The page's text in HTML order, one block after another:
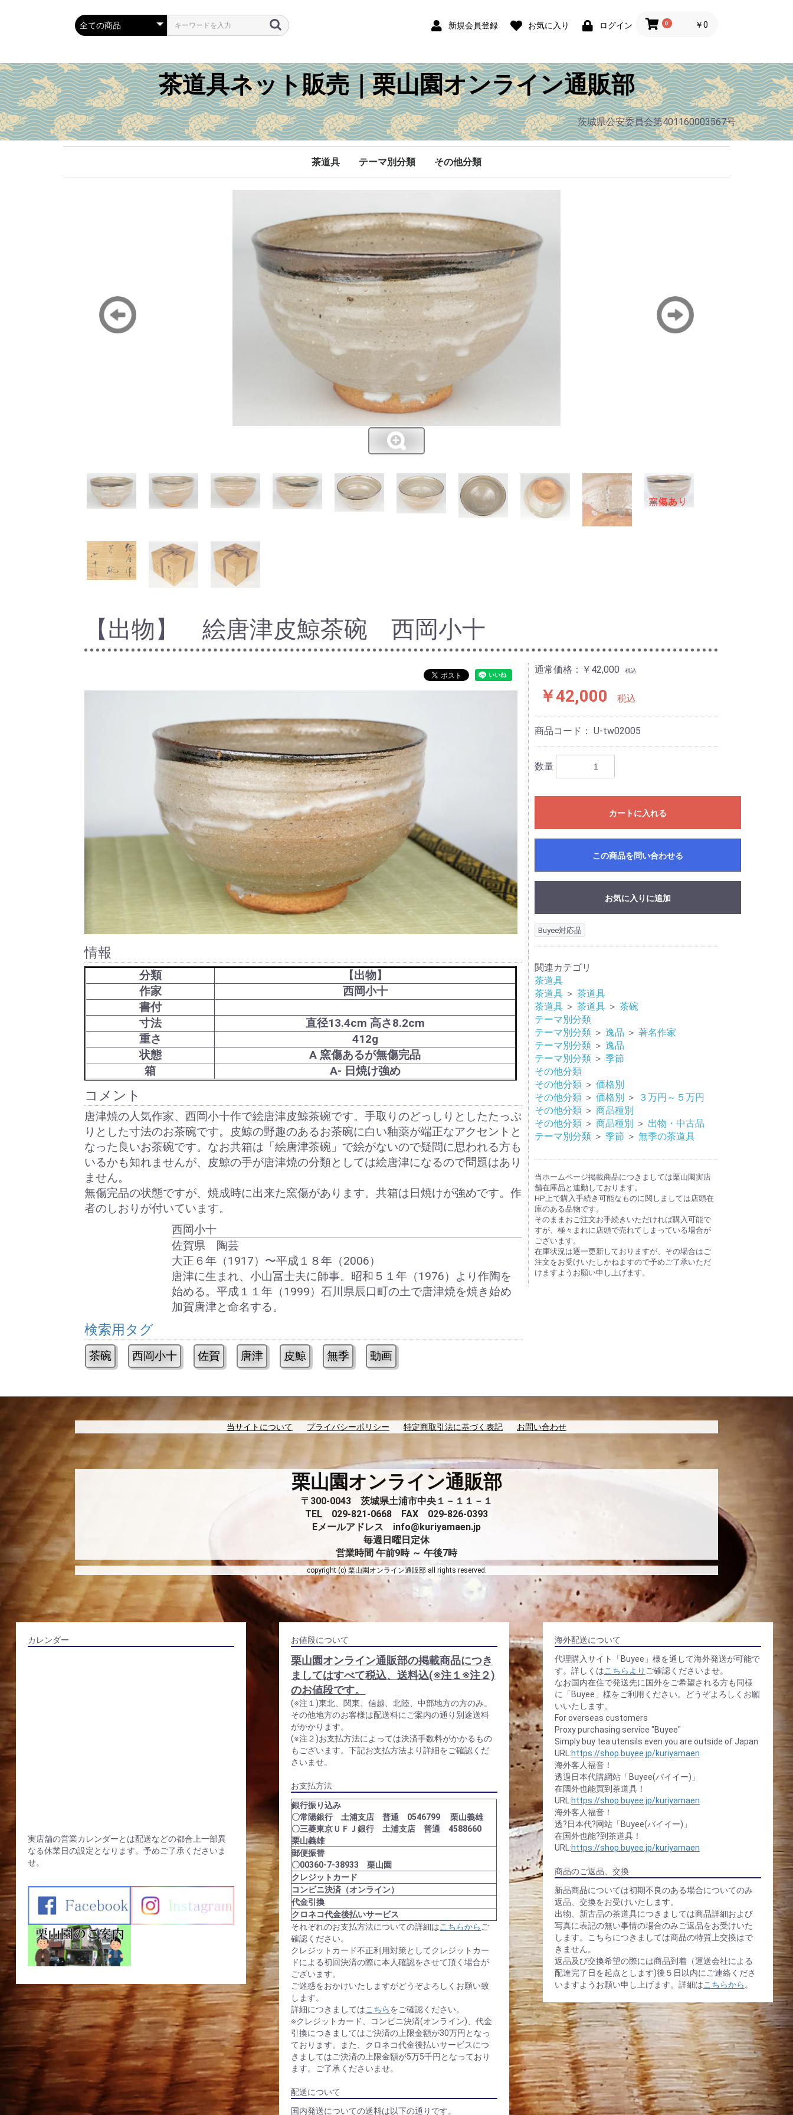
新規会員登録 お気に入り ログイン 0 ￥0
茶道具ネット販売｜栗山園オンライン通販部
茨城県公安委員会第401160003567号
茶道具 テーマ別分類 その他分類
【出物】 絵唐津皮鯨茶碗 西岡小十
通常価格：￥42,000 税込
￥42,000 税込
商品コード： U-tw02005
数量
カートに入れる
この商品を問い合わせる
お気に入りに追加
Buyee対応品
情報
分類
【出物】
作家
西岡小十
書付
寸法
直径13.4cm 高さ8.2cm
重さ
412g
状態
A 窯傷あるが無傷完品
箱
A- 日焼け強め
コメント
唐津焼の人気作家、西岡小十作で絵唐津皮鯨茶碗です。手取りのどっしりとしたたっぷ
りとした寸法のお茶碗です。皮鯨の野趣のあるお茶碗に白い釉薬が端正なアクセントと
なった良いお茶碗です。なお共箱は「絵唐津茶碗」で絵がないので疑問に思われる方も
いるかも知れませんが、皮鯨の手が唐津焼の分類としては絵唐津になるので問題はあり
ません。
無傷完品の状態ですが、焼成時に出来た窯傷があります。共箱は日焼けが強めです。作
者のしおりが付いています。
西岡小十
佐賀県 陶芸
大正６年（1917）〜平成１８年（2006）
唐津に生まれ、小山冨士夫に師事。昭和５１年（1976）より作陶を
始める。平成１１年（1999）石川県辰口町の土で唐津焼を焼き始め
加賀唐津と命名する。
検索用タグ
茶碗 西岡小十 佐賀 唐津 皮鯨 無季 動画
関連カテゴリ
茶道具
茶道具 ＞ 茶道具
茶道具 ＞ 茶道具 ＞ 茶碗
テーマ別分類
テーマ別分類 ＞ 逸品 ＞ 著名作家
テーマ別分類 ＞ 逸品
テーマ別分類 ＞ 季節
その他分類
その他分類 ＞ 価格別
その他分類 ＞ 価格別 ＞
３万円～５万円
その他分類 ＞ 商品種別
その他分類 ＞ 商品種別 ＞ 出物・中古品
テーマ別分類 ＞ 季節 ＞ 無季の茶道具
当ホームページ掲載商品につきましては栗山園実店
舗在庫品と連動しております。
HP上で購入手続き可能なものに関しましては店頭在
庫のある品物です。
そのままおご注文お手続きいただければ購入可能で
すが、極々まれに店頭で売れてしまっている場合が
ございます。
在庫状況は逐一更新しておりますが、その場合はご
注文をお受けいたしかねますので予めご了承いただ
けますようお願い申し上げます。
当サイトについて プライバシーポリシー 特定商取引法に基づく表記 お問い合わせ
栗山園オンライン通販部
〒300-0043 茨城県土浦市中央１－１１－１
TEL 029-821-0668 FAX 029-826-0393
Eメールアドレス info@kuriyamaen.jp
毎週日曜日定休
営業時間 午前9時 ～ 午後7時
copyright (c) 栗山園オンライン通販部 all rights reserved.
カレンダー
実店舗の営業カレンダーとは配送などの都合上一部異
なる休業日の設定となります。予めご了承くださいま
せ。
お値段について
栗山園オンライン通販部の掲載商品につき
ましてはすべて税込、送料込(※注１※注２)
のお値段です。
(※注１)東北、関東、信越、北陸、中部地方の方のみ。
その他地方のお客様は配送料にご案内の通り別途送料
がかかります。
(※注２)お支払方法によっては決済手数料がかかるもの
もございます。下記お支払方法より詳細をご確認くだ
さいませ。
お支払方法
銀行振り込み
〇常陽銀行 土浦支店 普通 0546799 栗山義雄
〇三菱東京ＵＦＪ銀行 土浦支店 普通 4588660
栗山義雄
郵便振替
〇00360-7-38933 栗山園
クレジットカード
コンビニ決済（オンライン）
代金引換
クロネコ代金後払いサービス
それぞれのお支払方法についての詳細はこちらからご
確認ください。
クレジットカード不正利用対策としてクレジットカー
ドによる初回決済の際に本人確認をさせて頂く場合が
ございます。
ご迷惑をおかけいたしますがどうぞよろしくお願い致
します。
詳細につきましてはこちらをご確認ください。
※クレジットカード、コンビニ決済(オンライン)、代金
引換につきましてはご決済の上限金額が30万円となっ
ております。また、クロネコ代金後払いサービスにつ
きましてはご決済の上限金額が5万5千円となっており
ます。ご了承くださいませ。
配送について
国内発送についての送料は以下の通りです。
海外配送について
代理購入サイト「Buyee」様を通して海外発送が可能で
す。詳しくはこちらより ご確認くださいませ。
なお国内在住で発送先に国外をご希望される方も同様
に「Buyee」様をご利用ください。どうぞよろしくお願
いいたします。
For overseas customers
Proxy purchasing service "Buyee"
Simply buy tea utensils even you are outside of Japan
URL:https://shop.buyee.jp/kuriyamaen
海外客人福音！
透過日本代購網站「Buyee(バイイー)」
在國外也能買到茶道具！
URL:https://shop.buyee.jp/kuriyamaen
海外客人福音！
透?日本代?网站「Buyee(バイイー)」
在国外也能?到茶道具！
URL:https://shop.buyee.jp/kuriyamaen
商品のご返品、交換
新品商品については初期不良のある場合についてのみ
返品、交換をお受けいたします。
出物、新古品の茶道具につきましては商品詳細および
写真に表記の無い事情の場合のみご返品をお受けいた
します。こちらにつきましては商品の特質上交換はで
きません。
返品及び交換希望の際には商品到着（運送会社による
配達完了日を起点とします)後５日以内にご連絡くださ
いますようお願い申し上げます。詳細はこちらから。